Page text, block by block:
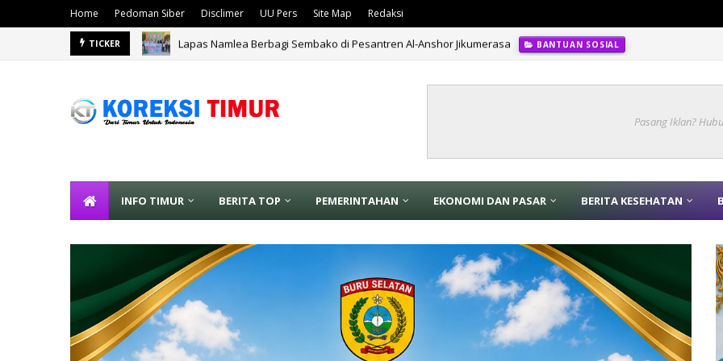
Home Pedoman Siber Disclimer UU Pers Site Map Redaksi
TICKER Lapas Namlea Berbagi Sembako di Pesantren Al-Anshor Jikumerasa BANTUAN SOSIAL
Pasang Iklan?
INFO TIMUR BERITA TOP PEMERINTAHAN EKONOMI DAN PASAR BERITA KESEHATAN